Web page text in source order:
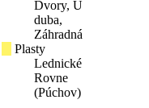
Dvory, U
duba,
Záhradná
Plasty
Lednické
Rovne
(Púchov)